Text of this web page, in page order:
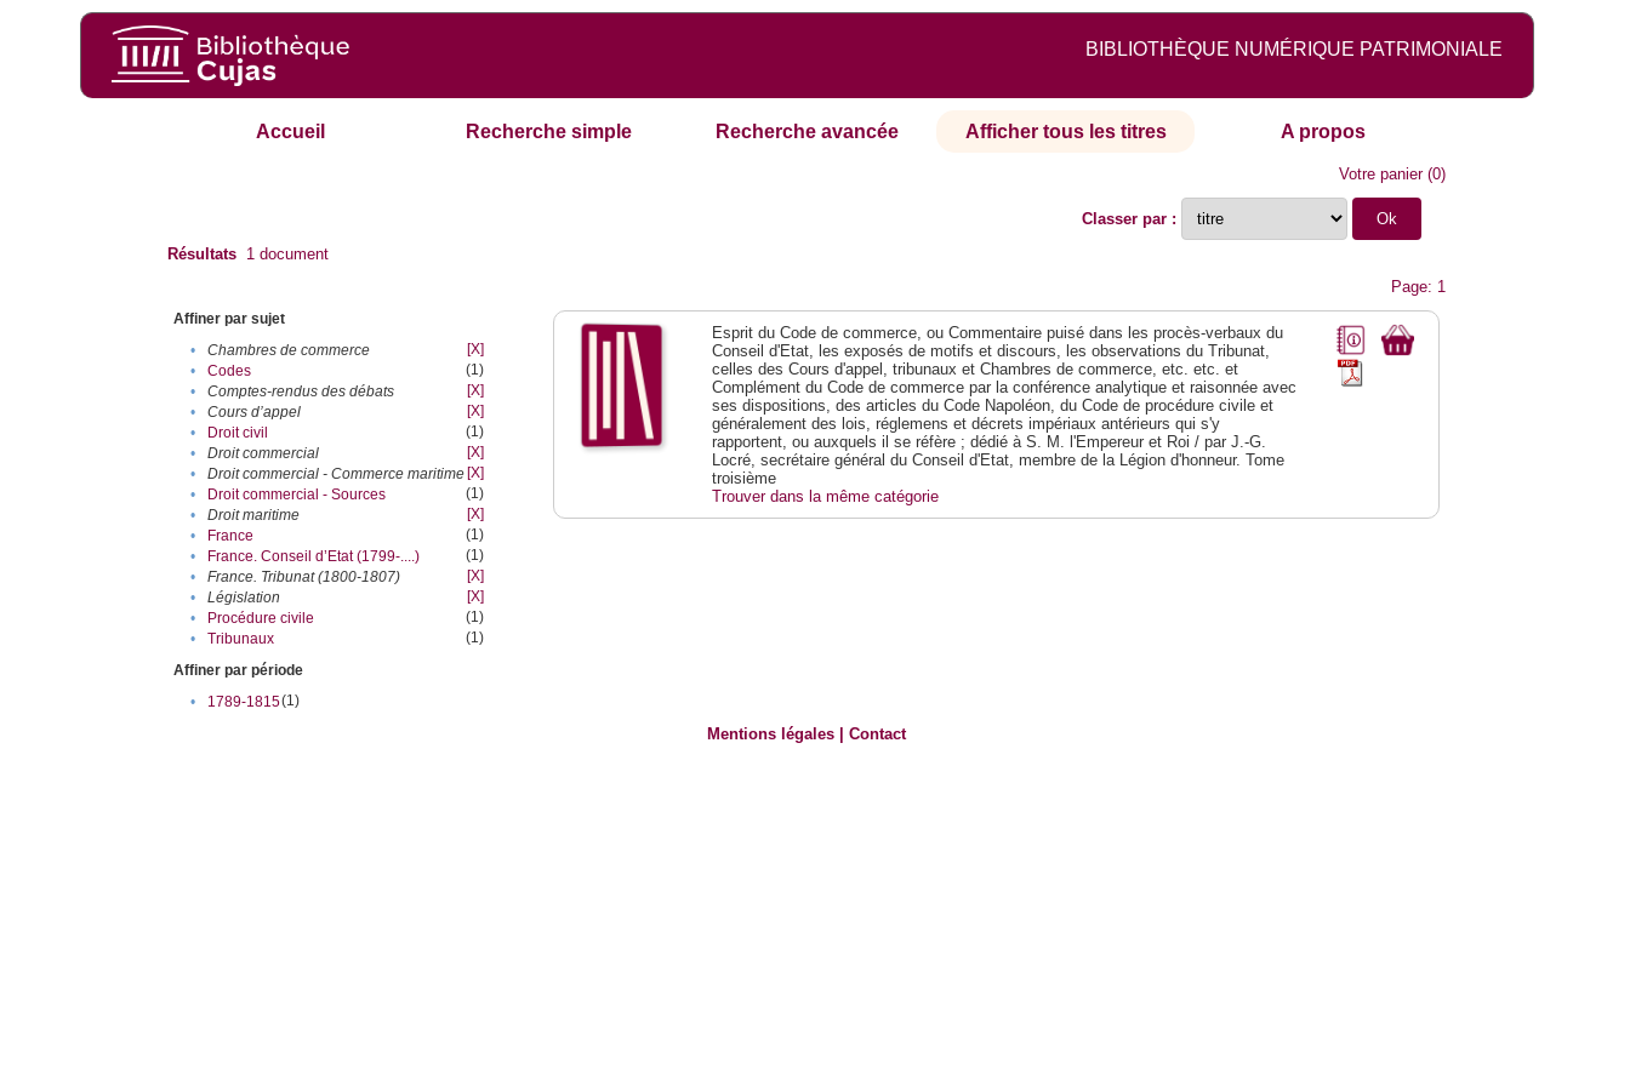
BIBLIOTHÈQUE NUMÉRIQUE PATRIMONIALE
Accueil Recherche simple Recherche avancée Afficher tous les titres A propos
Votre panier(0)
Classer par :
Résultats 1 document
Page: 1
Affiner par sujet
•
Chambres de commerce
[X]
•
Codes
(1)
•
Comptes-rendus des débats
[X]
•
Cours d’appel
[X]
•
Droit civil
(1)
•
Droit commercial
[X]
•
Droit commercial - Commerce maritime [X]
•
Droit commercial - Sources
(1)
•
Droit maritime
[X]
•
France
(1)
•
France. Conseil d’Etat (1799-....)
(1)
•
France. Tribunat (1800-1807)
[X]
•
Législation
[X]
•
Procédure civile
(1)
•
Tribunaux
(1)
Affiner par période
•
1789-1815(1)
Esprit du Code de commerce, ou Commentaire puisé dans les procès-verbaux du
Conseil d'Etat, les exposés de motifs et discours, les observations du Tribunat,
celles des Cours d'appel, tribunaux et Chambres de commerce, etc. etc. et
Complément du Code de commerce par la conférence analytique et raisonnée avec
ses dispositions, des articles du Code Napoléon, du Code de procédure civile et
généralement des lois, réglemens et décrets impériaux antérieurs qui s'y
rapportent, ou auxquels il se réfère ; dédié à S. M. l'Empereur et Roi / par J.-G.
Locré, secrétaire général du Conseil d'Etat, membre de la Légion d'honneur. Tome
troisième
Trouver dans la même catégorie
Mentions légales |Contact